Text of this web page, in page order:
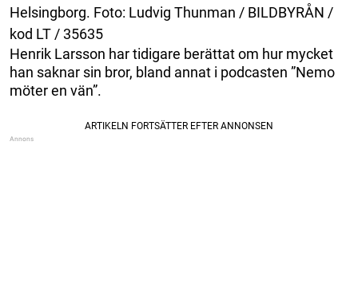
Helsingborg. Foto: Ludvig Thunman / BILDBYRÅN /
kod LT / 35635
Henrik Larsson har tidigare berättat om hur mycket
han saknar sin bror, bland annat i podcasten ”Nemo
möter en vän”.